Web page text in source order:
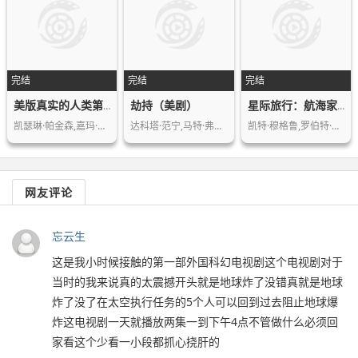
完结
美版真实的人类第三季
凯瑟琳·帕金森,嘉玛·陈,匹克西·戴夫…
完结
劫持（美剧）
达科塔·范宁,马特·弗里沃,艾米莉·贝…
完结
星际旅行：航海家号第六季
凯特·穆格鲁,罗伯特·贝尔特兰,罗克珊…
网友评论
忘云生
这是我小时候接触的第一部外国科幻电视剧这个电视剧对于
当时的我来说真的太震撼开头就是地球炸了没错真就是地球
炸了没了在太空执行任务的5个人可以回到过去阻止地球爆
炸这电视剧一天就播放两集一到下午4点不管做什么必须回
家看这个少看一小段都抓心挠肝的